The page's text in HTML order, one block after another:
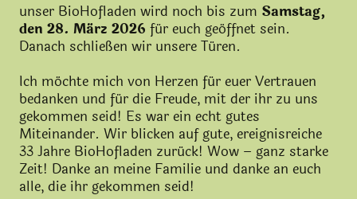
unser BioHofladen wird noch bis zum Samstag,
den 28. März 2026 für euch geöffnet sein.
Danach schließen wir unsere Türen.
Ich möchte mich von Herzen für euer Vertrauen
bedanken und für die Freude, mit der ihr zu uns
gekommen seid! Es war ein echt gutes
Miteinander. Wir blicken auf gute, ereignisreiche
33 Jahre BioHofladen zurück! Wow – ganz starke
Zeit! Danke an meine Familie und danke an euch
alle, die ihr gekommen seid!